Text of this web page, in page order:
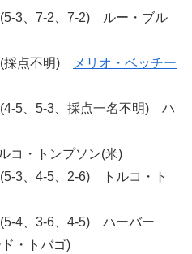
3、7-2、7-2) ルー・ブル
採点不明)
メリオ・ベッチー
5、5-3、採点一名不明) ハ
・トンプソン(米)
3、4-5、2-6) トルコ・ト
4、3-6、4-5) ハーバー
・トバゴ)